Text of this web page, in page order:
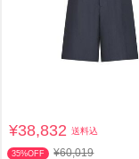
¥38,832送料込
35%OFF ¥60,019